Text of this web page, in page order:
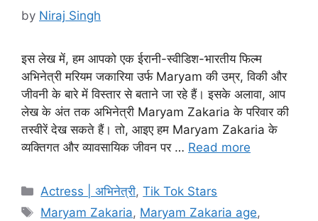
by Niraj Singh
इस लेख में, हम आपको एक ईरानी-स्वीडिश-भारतीय फिल्म
अभिनेत्री मरियम जकारिया उर्फ Maryam की उम्र, विकी और
जीवनी के बारे में विस्तार से बताने जा रहे हैं। इसके अलावा, आप
लेख के अंत तक अभिनेत्री Maryam Zakaria के परिवार की
तस्वीरें देख सकते हैं। तो, आइए हम Maryam Zakaria के
व्यक्तिगत और व्यावसायिक जीवन पर … Read more
Categories
Actress | अभिनेत्री,Tik Tok Stars
Tags
Maryam Zakaria, Maryam Zakaria age,